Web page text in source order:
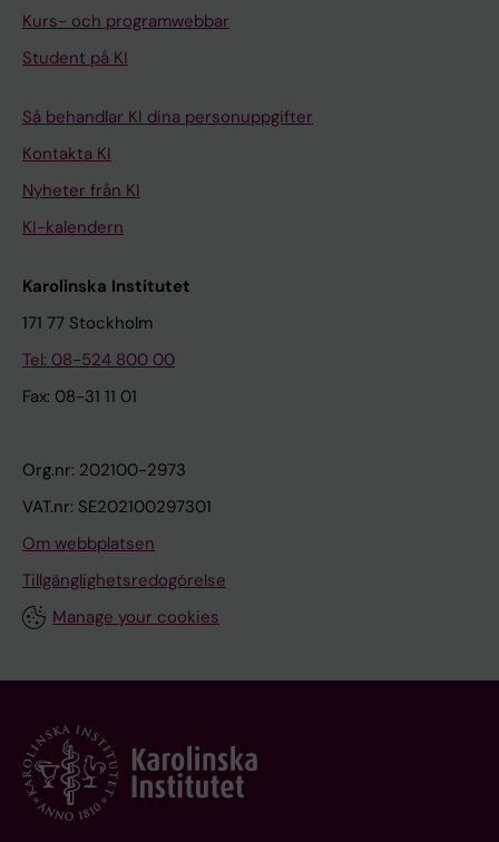
Kurs- och programwebbar
Student på KI
Så behandlar KI dina personuppgifter
Kontakta KI
Nyheter från KI
KI-kalendern
Karolinska Institutet
171 77 Stockholm
Tel: 08-524 800 00
Fax: 08-31 11 01
Org.nr: 202100-2973
VAT.nr: SE202100297301
Om webbplatsen
Tillgänglighetsredogörelse
Manage your cookies